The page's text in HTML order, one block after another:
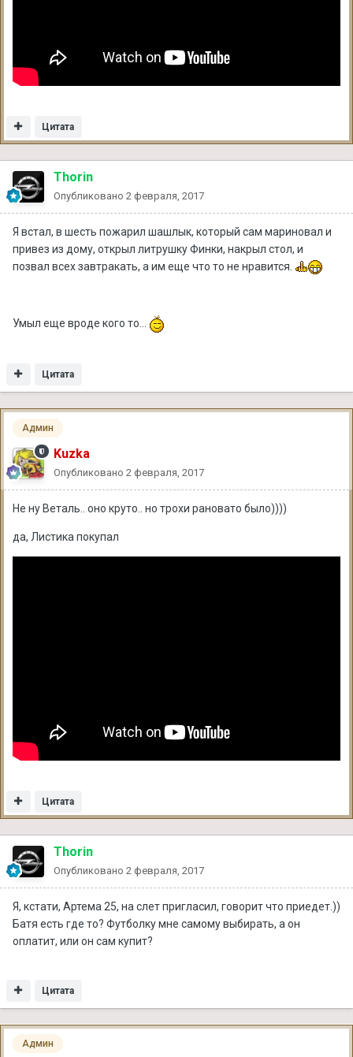
Цитата
Thorin
Опубликовано 2 февраля, 2017
Я встал, в шесть пожарил шашлык, который сам мариновал и
привез из дому, открыл литрушку Финки, накрыл стол, и
позвал всех завтракать, а им еще что то не нравится.
Умыл еще вроде кого то...
Цитата
Админ
Kuzka
Опубликовано 2 февраля, 2017
Не ну Веталь.. оно круто.. но трохи рановато было))))
да, Листика покупал
Цитата
Thorin
Опубликовано 2 февраля, 2017
Я, кстати, Артема 25, на слет пригласил, говорит что приедет.))
Батя есть где то? Футболку мне самому выбирать, а он
оплатит, или он сам купит?
Цитата
Админ